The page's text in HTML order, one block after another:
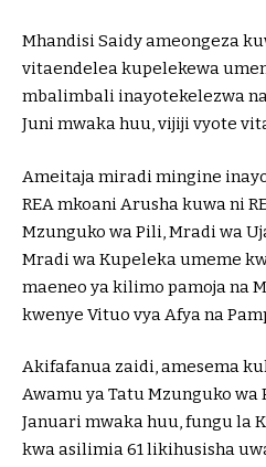
Mhandisi Saidy ameongeza
vitaendelea kupelekewa
mbalimbali inayotekelezwa
Juni mwaka huu, vijiji vyote
Ameitaja miradi mingine
REA mkoani Arusha kuwa ni
Mzunguko wa Pili, Mradi wa
Mradi wa Kupeleka umeme
maeneo ya kilimo pamoja na
kwenye Vituo vya Afya na
Akifafanua zaidi, amesema
Awamu ya Tatu Mzunguko
Januari mwaka huu, fungu la
kwa asilimia 61 likihusisha